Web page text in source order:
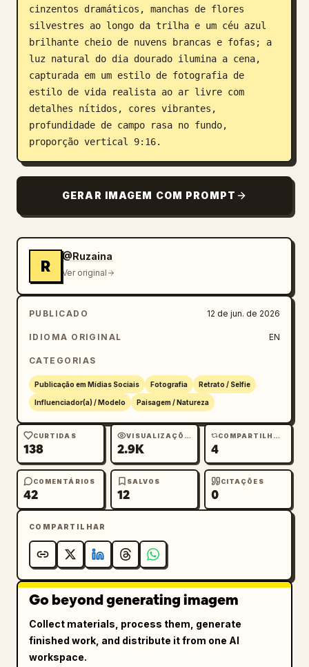
cinzentos dramáticos, manchas de flores
silvestres ao longo da trilha e um céu azul
brilhante cheio de nuvens brancas e fofas; a
luz natural do dia dourado ilumina a cena,
capturada em um estilo de fotografia de
estilo de vida realista ao ar livre com
detalhes nítidos, cores vibrantes,
profundidade de campo rasa no fundo,
proporção vertical 9:16.
GERAR IMAGEM COM PROMPT
R
@Ruzaina
Ver original
PUBLICADO 12 de jun. de 2026
IDIOMA ORIGINAL EN
CATEGORIAS
Publicação em Mídias Sociais Fotografia Retrato / Selfie
Influenciador(a) / Modelo Paisagem / Natureza
CURTIDAS
138
VISUALIZAÇÕES
2.9K
COMPARTILHAMENTOS
4
COMENTÁRIOS
42
SALVOS
12
CITAÇÕES
0
COMPARTILHAR
Go beyond generating imagem
Collect materials, process them, generate
finished work, and distribute it from one AI
workspace.